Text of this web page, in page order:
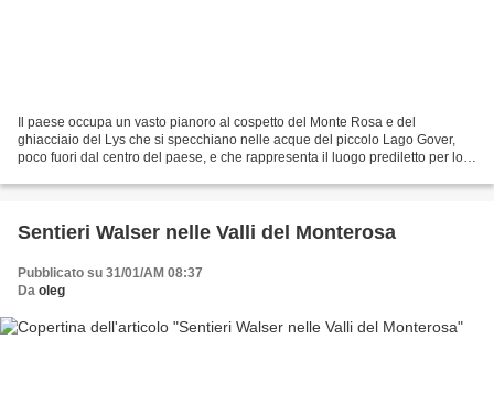
Il paese occupa un vasto pianoro al cospetto del Monte Rosa e del
ghiacciaio del Lys che si specchiano nelle acque del piccolo Lago Gover,
poco fuori dal centro del paese, e che rappresenta il luogo prediletto per lo
Sentieri Walser nelle Valli del Monterosa
Pubblicato su 31/01/AM 08:37
Da oleg